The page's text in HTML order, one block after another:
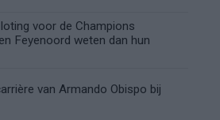
voor de Champions
Feyenoord weten dan hun
van Armando Obispo bij